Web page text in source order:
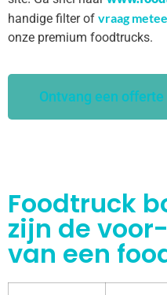
handige filter of vraag
onze premium foodtrucks.
Ontvang een offerte
Foodtruck
zijn de
van een